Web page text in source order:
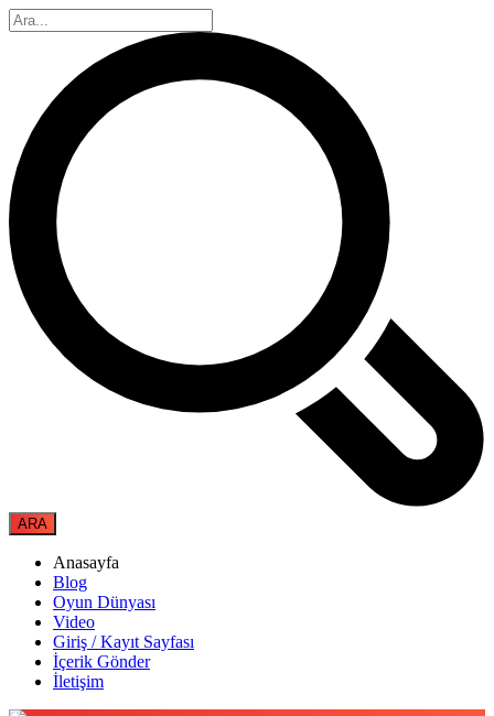
Anasayfa
Blog
Oyun Dünyası
Video
Giriş / Kayıt Sayfası
İçerik Gönder
İletişim